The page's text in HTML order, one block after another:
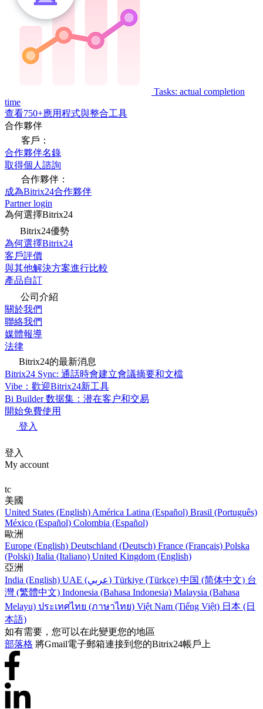
Tasks: actual completion
time
查看750+應用程式與整合工具
合作夥伴
客戶：
合作夥伴名錄
取得個人諮詢
合作夥伴：
成為Bitrix24合作夥伴
Partner login
為何選擇Bitrix24
Bitrix24優勢
為何選擇Bitrix24
客戶評價
與其他解決方案進行比較
產品自訂
公司介紹
關於我們
聯絡我們
媒體報導
法律
Bitrix24的最新消息
Bitrix24 Sync: 通話時會建立會議摘要和文檔
Vibe：歡迎Bitrix24新工具
Bi Builder 数据集：潜在客户和交易
開始免費使用
登入
登入
My account
tc
美國
United States (English) América Latina (Español) Brasil (Português)
México (Español) Colombia (Español)
歐洲
Europe (English) Deutschland (Deutsch) France (Français) Polska
(Polski) Italia (Italiano) United Kingdom (English)
亞洲
India (English)
UAE (عربي) Türkiye (Türkçe) 中国 (简体中文) 台
灣 (繁體中文) Indonesia (Bahasa Indonesia) Malaysia (Bahasa
Melayu) ประเทศไทย (ภาษาไทย) Việt Nam (Tiếng Việt) 日本 (日
本語)
如有需要，您可以在此變更您的地區
部落格 將Gmail電子郵箱連接到您的Bitrix24帳戶上